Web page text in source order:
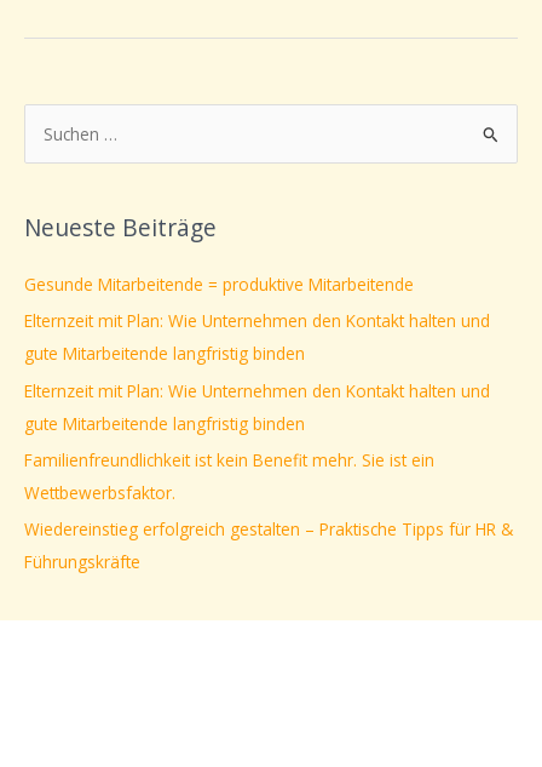
u
h
n
a
c
h
:
Neueste Beiträge
Gesunde Mitarbeitende = produktive Mitarbeitende
Elternzeit mit Plan: Wie Unternehmen den Kontakt halten und
gute Mitarbeitende langfristig binden
Elternzeit mit Plan: Wie Unternehmen den Kontakt halten und
gute Mitarbeitende langfristig binden
Familienfreundlichkeit ist kein Benefit mehr. Sie ist ein
Wettbewerbsfaktor.
Wiedereinstieg erfolgreich gestalten – Praktische Tipps für HR &
Führungskräfte